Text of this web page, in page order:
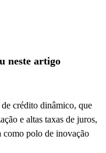
neste artigo
crédito dinâmico, que
e altas taxas de juros,
como polo de inovação